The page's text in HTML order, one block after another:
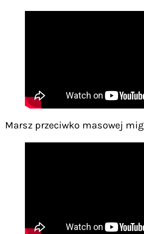
Marsz przeciwko masowej